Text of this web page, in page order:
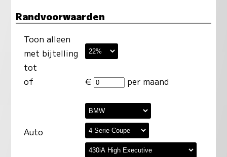
Randvoorwaarden
Toon alleen
met bijtelling
tot
of
€ per maand
Auto